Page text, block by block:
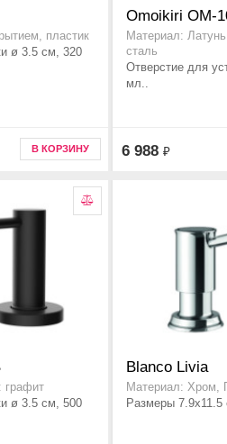
пластик
ø 3.5 см, 320
В КОРЗИНУ
Omoikiri OM-
Материал:
сталь
Отверстие для
мл..
6 988 ₽
графит
ø 3.5 см, 500
Blanco Livia
Материал: Хром,
Размеры